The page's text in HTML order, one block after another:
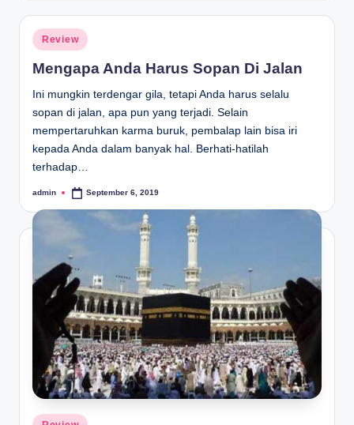
Posted
in
Review
Mengapa Anda Harus Sopan Di Jalan
Ini mungkin terdengar gila, tetapi Anda harus selalu
sopan di jalan, apa pun yang terjadi. Selain
mempertaruhkan karma buruk, pembalap lain bisa iri
kepada Anda dalam banyak hal. Berhati-hatilah
terhadap…
Posted
admin September 6, 2019
Posted